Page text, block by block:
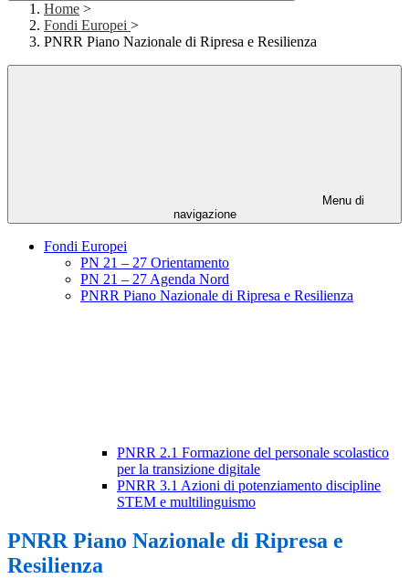
Home >
Fondi Europei >
PNRR Piano Nazionale di Ripresa e Resilienza
Menu di
navigazione
Fondi Europei
PN 21 – 27 Orientamento
PN 21 – 27 Agenda Nord
PNRR Piano Nazionale di Ripresa e Resilienza
PNRR 2.1 Formazione del personale scolastico
per la transizione digitale
PNRR 3.1 Azioni di potenziamento discipline
STEM e multilinguismo
PNRR Piano Nazionale di Ripresa e
Resilienza